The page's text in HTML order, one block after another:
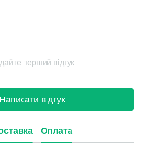
перший відгук
Написати відгук
Оплата